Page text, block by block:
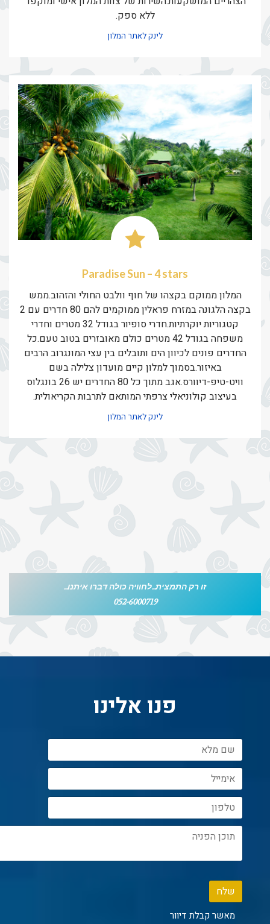
ללא ספק.
לינק לאתר המלון
Paradise Sun – 4 stars
המלון ממוקם בקצהו של חוף וולבט החולי והזהוב.ממש
בקצה הלגונה במזרח פראלין ממוקמים להם 80 חדרים עם 2
קטגוריות יוקרתיות.חדרי סופיור בגודל 32 מטרים וחדרי
משפחה בגודל 42 מטרים כולם מאובזרים בטוב טעם.כל
החדרים פונים לכיוון הים ותובלים בין עצי המונגרוב הרבים
באיזור.בסמוך למלון קיים מועדון צלילה בשם
וויט-טיפ-דיוורס.אגב מתוך כל 80 החדרים יש 26 בונגלוס
בעיצוב קולוניאלי צרפתי המותאם לתרבות הקריאולית.
לינק לאתר המלון
זו רק התמצית...לחוויה כולה דברו איתנו...
052-6000719
פנו אלינו
שלח
מאשר קבלת דיוור